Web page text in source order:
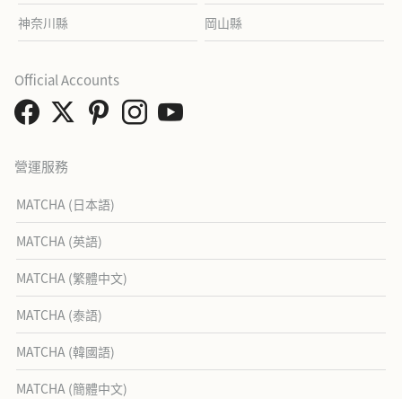
神奈川縣 岡山縣
營運服務
MATCHA (日本語)
MATCHA (英語)
MATCHA (繁體中文)
MATCHA (泰語)
MATCHA (韓國語)
MATCHA (簡體中文)
Official Accounts